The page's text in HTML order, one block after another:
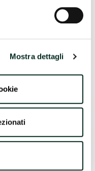
Mostra dettagli